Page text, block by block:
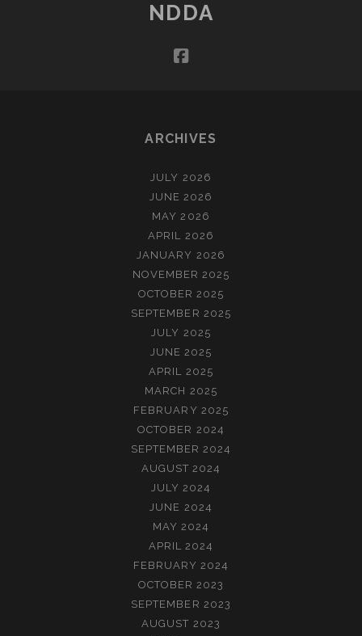
NDDA
facebook
ARCHIVES
JULY 2026
JUNE 2026
MAY 2026
APRIL 2026
JANUARY 2026
NOVEMBER 2025
OCTOBER 2025
SEPTEMBER 2025
JULY 2025
JUNE 2025
APRIL 2025
MARCH 2025
FEBRUARY 2025
OCTOBER 2024
SEPTEMBER 2024
AUGUST 2024
JULY 2024
JUNE 2024
MAY 2024
APRIL 2024
FEBRUARY 2024
OCTOBER 2023
SEPTEMBER 2023
AUGUST 2023